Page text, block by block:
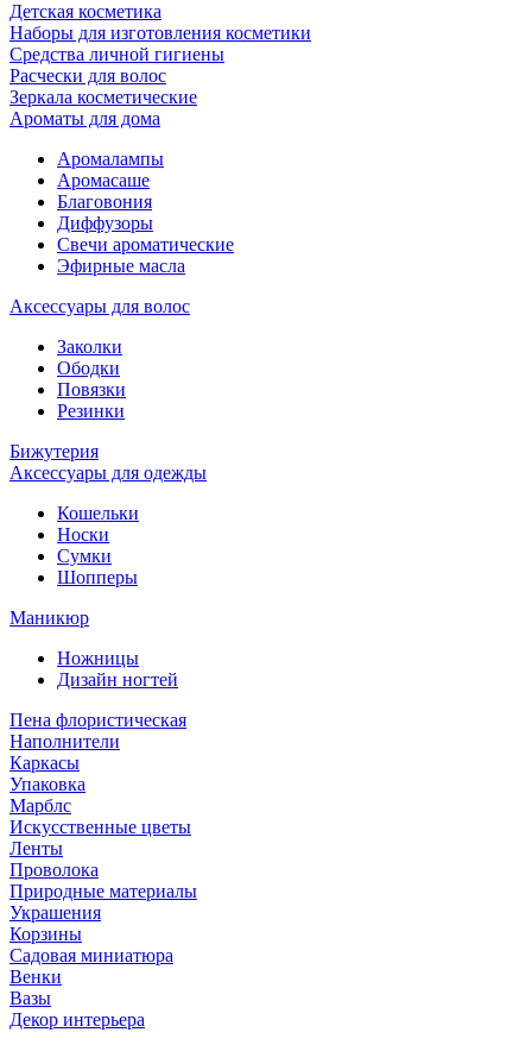
Детская косметика
Наборы для изготовления косметики
Средства личной гигиены
Расчески для волос
Зеркала косметические
Ароматы для дома
Аромалампы
Аромасаше
Благовония
Диффузоры
Свечи ароматические
Эфирные масла
Аксессуары для волос
Заколки
Ободки
Повязки
Резинки
Бижутерия
Аксессуары для одежды
Кошельки
Носки
Сумки
Шопперы
Маникюр
Ножницы
Дизайн ногтей
Пена флористическая
Наполнители
Каркасы
Упаковка
Марблс
Искусственные цветы
Ленты
Проволока
Природные материалы
Украшения
Корзины
Садовая миниатюра
Венки
Вазы
Декор интерьера